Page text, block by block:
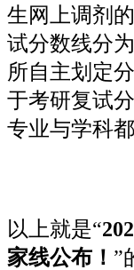
生网上调剂
试分数线分
所自主划定
于考研复试
专业与学科都
以上就是“
家线公布！ ”